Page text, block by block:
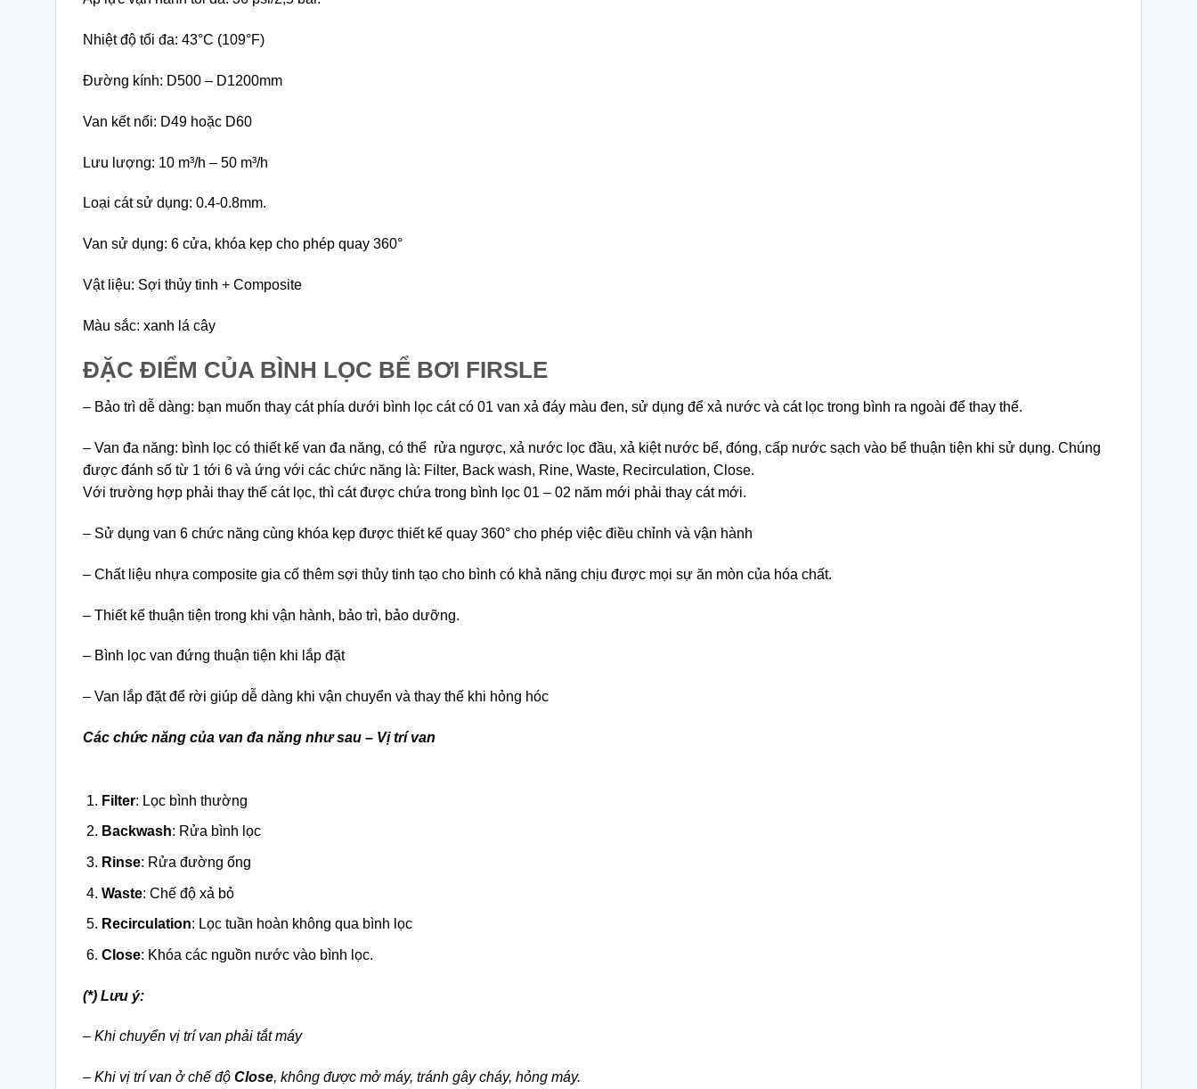
Nhiệt độ tối đa: 43°C (109°F)
Đường kính: D500 – D1200mm
Van kết nối: D49 hoặc D60
Lưu lượng: 10 m³/h – 50 m³/h
Loại cát sử dụng: 0.4-0.8mm.
Van sử dụng: 6 cửa, khóa kẹp cho phép quay 360°
Vật liệu: Sợi thủy tinh + Composite
Màu sắc: xanh lá cây
ĐẶC ĐIỂM CỦA BÌNH LỌC BỂ BƠI FIRSLE
– Bảo trì dễ dàng: bạn muốn thay cát phía dưới bình lọc cát có 01 van xả đáy màu đen, sử dụng để xả nước và cát lọc trong bình ra ngoài để thay thế.
– Van đa năng: bình lọc có thiết kế van đa năng, có thể rửa ngược, xả nước lọc đầu, xả kiệt nước bể, đóng, cấp nước sạch vào bể thuận tiện khi sử dụng. Chúng
được đánh số từ 1 tới 6 và ứng với các chức năng là: Filter, Back wash, Rine, Waste, Recirculation, Close.
Với trường hợp phải thay thế cát lọc, thì cát được chứa trong bình lọc 01 – 02 năm mới phải thay cát mới.
– Sử dụng van 6 chức năng cùng khóa kẹp được thiết kế quay 360° cho phép việc điều chỉnh và vận hành
– Chất liệu nhựa composite gia cố thêm sợi thủy tinh tạo cho bình có khả năng chịu được mọi sự ăn mòn của hóa chất.
– Thiết kế thuận tiện trong khi vận hành, bảo trì, bảo dưỡng.
– Bình lọc van đứng thuận tiện khi lắp đặt
– Van lắp đặt để rời giúp dễ dàng khi vận chuyển và thay thế khi hỏng hóc
Các chức năng của van đa năng như sau – Vị trí van
Filter: Lọc bình thường
Backwash: Rửa bình lọc
Rinse: Rửa đường ống
Waste: Chế độ xả bỏ
Recirculation: Lọc tuần hoàn không qua bình lọc
Close: Khóa các nguồn nước vào bình lọc.
(*) Lưu ý:
– Khi chuyển vị trí van phải tắt máy
– Khi vị trí van ở chế độ Close, không được mở máy, tránh gây cháy, hỏng máy.